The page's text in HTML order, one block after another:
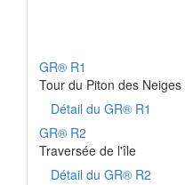
GR® R1
Tour du Piton des Neiges
Détail du GR® R1
GR® R2
Traversée de l'île
Détail du GR® R2